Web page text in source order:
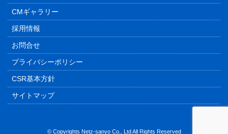
CMギャラリー
採用情報
お問合せ
プライバシーポリシー
CSR基本方針
サイトマップ
© Copyrights Netz-sanyo Co., Ltd All Rights Reserved